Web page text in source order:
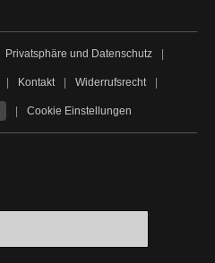
Privatsphäre und Datenschutz
Kontakt Widerrufsrecht
Cookie Einstellungen